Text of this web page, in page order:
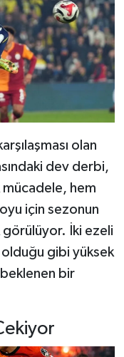
olan
dev derbi,
hem
için sezonun
görülüyor. İki ezeli
olduğu gibi yüksek
bir